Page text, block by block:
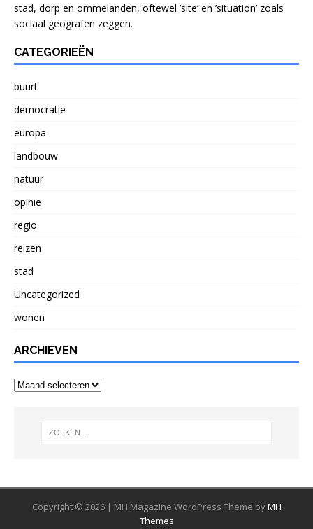
stad, dorp en ommelanden, oftewel ’site’ en ’situation’ zoals
sociaal geografen zeggen.
CATEGORIEËN
buurt
democratie
europa
landbouw
natuur
opinie
regio
reizen
stad
Uncategorized
wonen
ARCHIEVEN
Archieven
Copyright © 2026 | MH Magazine WordPress Theme byMH
Themes